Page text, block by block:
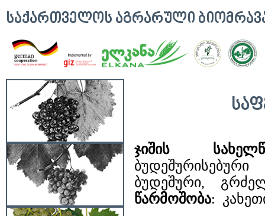
ᲡᲐᲥᲐᲠᲗᲕᲔᲚᲝᲡ ᲐᲒᲠᲐᲠᲣᲚᲘ
ჯიშის
ბუდეშური,
წარმოშობა: